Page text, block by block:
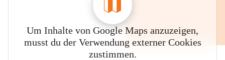
Um Inhalte von Google Maps anzuzeigen,
musst du der Verwendung externer Cookies
zustimmen.